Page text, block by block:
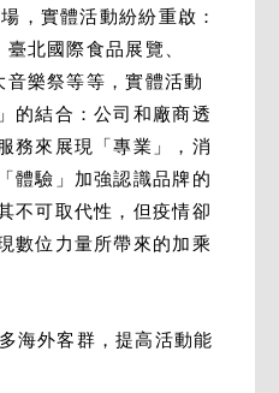
，實體活動紛紛重啟：
北國際食品展覽、
樂祭等等，實體活動
的結合：公司和廠商透
務來展現「專業」，消
體驗」加強認識品牌的
不可取代性，但疫情卻
數位力量所帶來的加乘
海外客群，提高活動能